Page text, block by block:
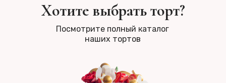
Хотите выбрать торт?
Посмотрите полный каталог
наших тортов